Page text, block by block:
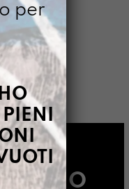
per
PIENI